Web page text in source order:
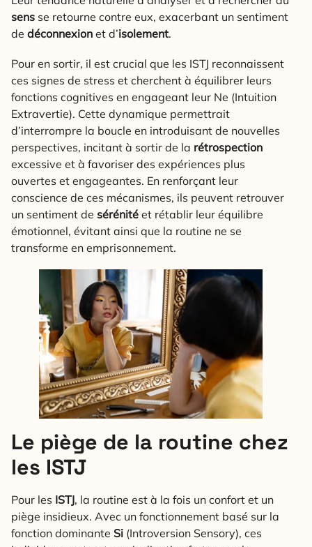
sens se retourne contre eux, exacerbant un sentiment
de déconnexion et d’isolement.
Pour en sortir, il est crucial que les ISTJ reconnaissent
ces signes de stress et cherchent à équilibrer leurs
fonctions cognitives en engageant leur Ne (Intuition
Extravertie). Cette dynamique permettrait
d’interrompre la boucle en introduisant de nouvelles
perspectives, incitant à sortir de la rétrospection
excessive et à favoriser des expériences plus
ouvertes et engageantes. En renforçant leur
conscience de ces mécanismes, ils peuvent retrouver
un sentiment de sérénité et rétablir leur équilibre
émotionnel, évitant ainsi que la routine ne se
transforme en emprisonnement.
Le piège de la routine chez
les ISTJ
Pour les ISTJ, la routine est à la fois un confort et un
piège insidieux. Avec un fonctionnement basé sur la
fonction dominante Si (Introversion Sensory), ces